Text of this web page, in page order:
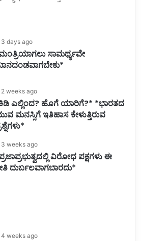
3 days ago
ಸಾಮರ್ಥ್ಯವೇ
2 weeks ago
ಎಲ್ಲಿಂದ? ಹೊಗೆ ಯಾರಿಗೆ?* *ಭಾರತದ
ಮನಸ್ಸಿಗೆ ಇತಿಹಾಸ ಕೇಳುತ್ತಿರುವ
3 weeks ago
ವಿರೋಧ ಪಕ್ಷಗಳು ಈ
ದುರ್ಬಲವಾಗಬಾರದು*
4 weeks ago